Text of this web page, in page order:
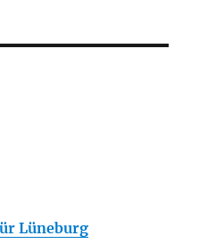
Lüneburg